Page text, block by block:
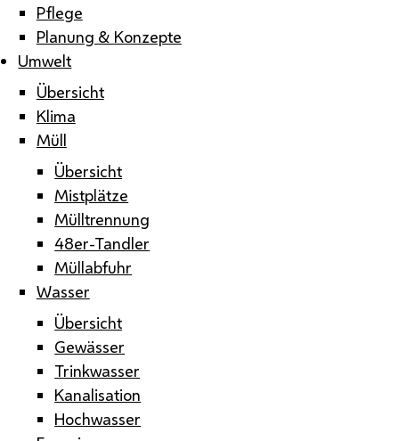
Pflege
Planung & Konzepte
Umwelt
Übersicht
Klima
Müll
Übersicht
Mistplätze
Mülltrennung
48er-Tandler
Müllabfuhr
Wasser
Übersicht
Gewässer
Trinkwasser
Kanalisation
Hochwasser